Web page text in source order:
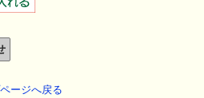
ージへ戻る